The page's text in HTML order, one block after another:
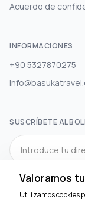
Acuerdo de
INFORMACIONES
+90 5327870275
SUSCRÍBETE AL
MEDIOS DE
Valoramos
Utilizamos cookies